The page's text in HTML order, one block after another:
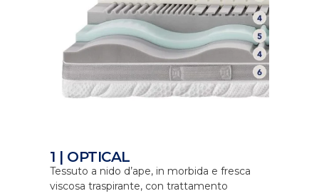
1 | OPTICAL
Tessuto a nido d’ape, in morbida e fresca
viscosa traspirante, con trattamento